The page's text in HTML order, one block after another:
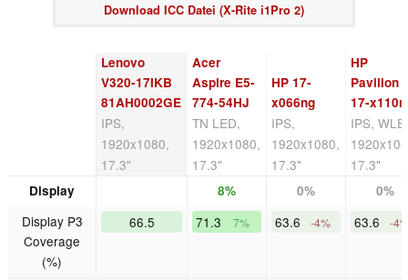
Download ICC Datei (X-Rite i1Pro 2)
Lenovo
V320-17IKB
81AH0002GE
IPS,
1920x1080,
17.3"
Acer
Aspire E5-
774-54HJ
TN LED,
1920x1080,
17.3"
HP 17-
x066ng
IPS,
1920x1080,
17.3"
HP
Pavilion
17-
IPS,
17.3"
Display 8% 0% 0%
Display P3
Coverage
(%)
66.5 71.3 7% 63.6 -4% 63.6 -